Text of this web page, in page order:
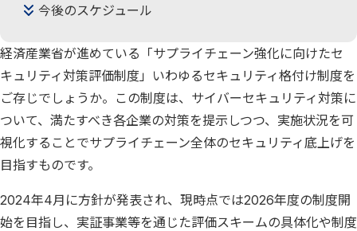
今後のスケジュール
経済産業省が進めている「サプライチェーン強化に向けたセ
キュリティ対策評価制度」いわゆるセキュリティ格付け制度を
ご存じでしょうか。この制度は、サイバーセキュリティ対策に
ついて、満たすべき各企業の対策を提示しつつ、実施状況を可
視化することでサプライチェーン全体のセキュリティ底上げを
目指すものです。
2024年4月に方針が発表され、現時点では2026年度の制度開
始を目指し、実証事業等を通じた評価スキームの具体化や制度